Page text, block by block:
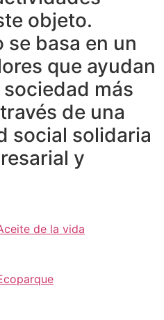
objeto.
basa en un
que ayudan
más
de una
social solidaria
y
de la vida